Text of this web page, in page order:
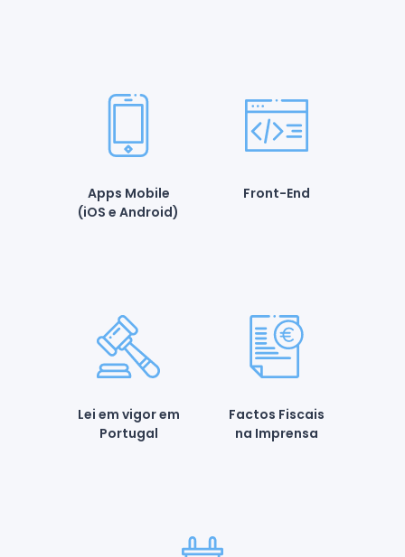
Apps Mobile
(iOS e Android)
Front-End
Lei em vigor em
Portugal
Factos Fiscais
na Imprensa